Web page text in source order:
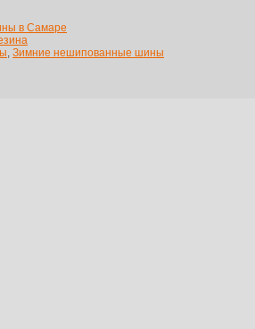
в Самаре
, Зимние нешипованные шины